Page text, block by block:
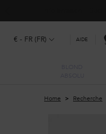
€ - FR (FR) AIDE
Home Recherche